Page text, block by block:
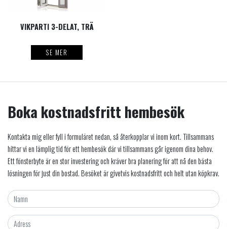
VIKPARTI 3-DELAT, TRÄ
SE MER
Boka kostnadsfritt hembesök
Kontakta mig eller fyll i formuläret nedan, så återkopplar vi inom kort. Tillsammans
hittar vi en lämplig tid för ett hembesök där vi tillsammans går igenom dina behov.
Ett fönsterbyte är en stor investering och kräver bra planering för att nå den bästa
lösningen för just din bostad. Besöket är givetvis kostnadsfritt och helt utan köpkrav.